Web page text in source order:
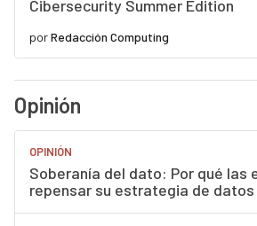
Cibersecurity Summer Edition
porRedacción Computing
Opinión
OPINIÓN
Soberanía del dato: Por qué las
repensar su estrategia de datos